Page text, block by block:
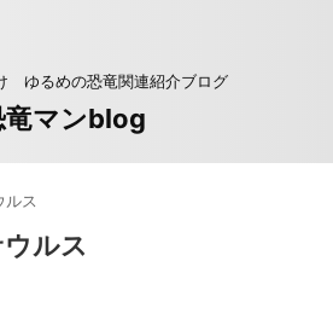
ゆるめの恐竜関連紹介ブログ
竜マンblog
ルス
ルス